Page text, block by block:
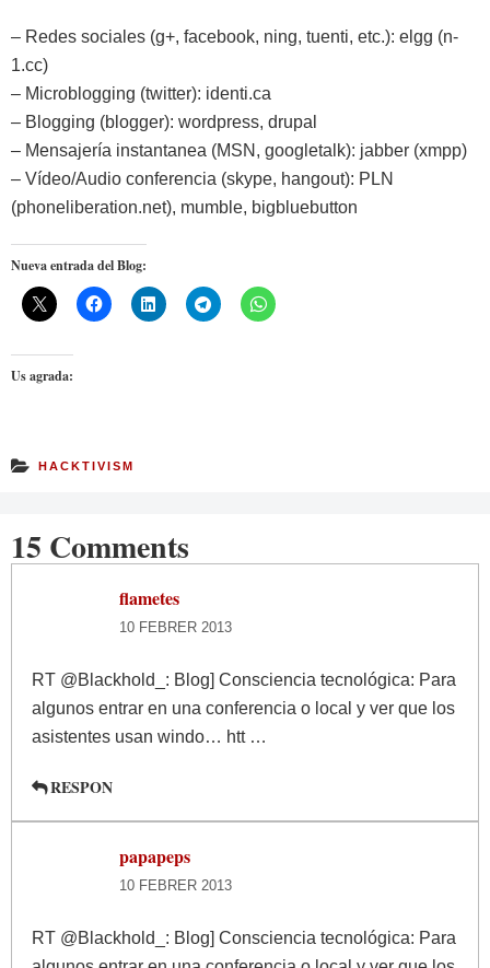
– Redes sociales (g+, facebook, ning, tuenti, etc.): elgg (n-
1.cc)
– Microblogging (twitter): identi.ca
– Blogging (blogger): wordpress, drupal
– Mensajería instantanea (MSN, googletalk): jabber (xmpp)
– Vídeo/Audio conferencia (skype, hangout): PLN
(phoneliberation.net), mumble, bigbluebutton
Nueva entrada del Blog:
Us agrada:
HACKTIVISM
15 Comments
flametes
10 FEBRER 2013
RT @Blackhold_: Blog] Consciencia tecnológica: Para
algunos entrar en una conferencia o local y ver que los
asistentes usan windo… htt …
RESPON
papapeps
10 FEBRER 2013
RT @Blackhold_: Blog] Consciencia tecnológica: Para